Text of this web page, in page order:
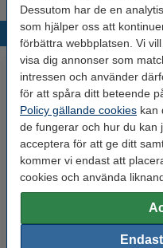
Dessutom har de en
som hjälper oss att
förbättra webbplatsen. Vi
visa dig annonser som
intressen och använder
för att spåra ditt beteende
Policy gällande cookies kan
de fungerar och hur du kan
acceptera för att ge ditt
kommer vi endast att
cookies och använda
Whiteboardpenna 2.5mm |
123ink | sorterade färger | 4st
Inkl. 25% Moms